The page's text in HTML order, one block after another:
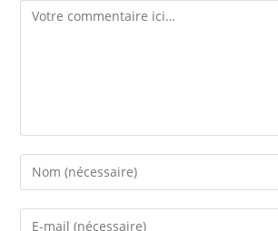
Comment
Enter
your
name
Enter